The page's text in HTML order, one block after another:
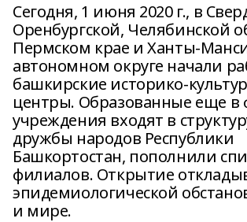
Сегодня, 1 июня 2020 г., в
Оренбургской, Челябинской
Пермском крае и Ханты-
автономном округе начали
башкирские историко-
центры. Образованные еще в
учреждения входят в
дружбы народов Республики
Башкортостан, пополнили
филиалов. Открытие
эпидемиологической
и мире.